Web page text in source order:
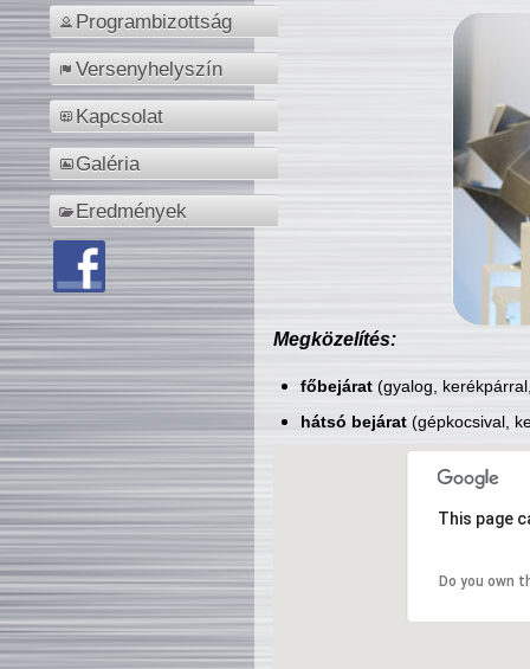
Programbizottság
Versenyhelyszín
Kapcsolat
Galéria
Eredmények
Megközelítés:
főbejárat(gyalog,
hátsó bejárat(gépkocsival,
This page
Do you own